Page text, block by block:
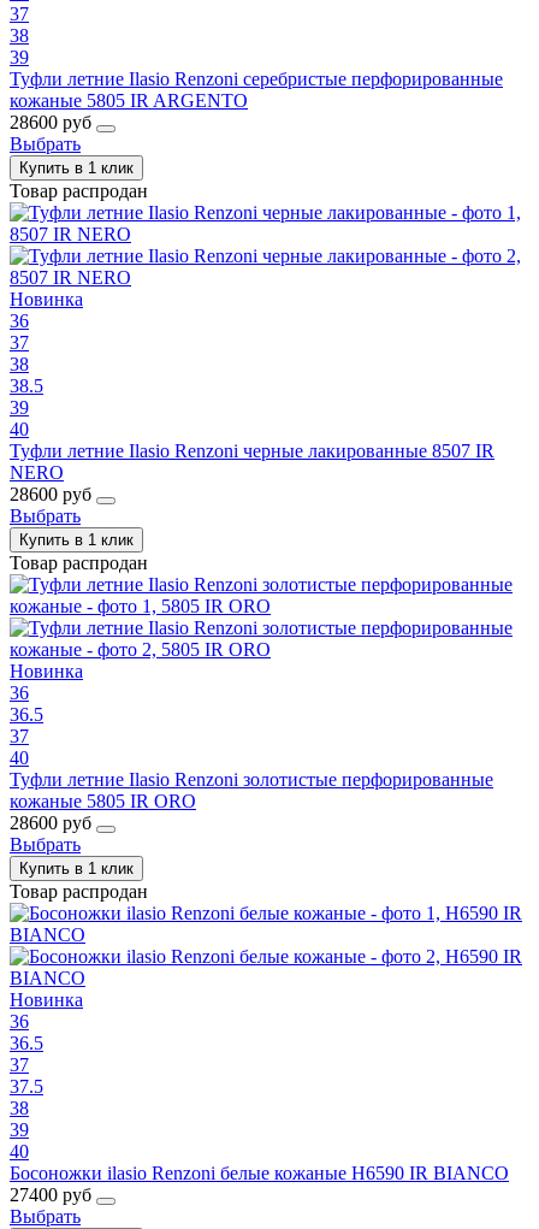
37
38
39
Туфли летние Ilasio Renzoni серебристые перфорированные
кожаные 5805 IR ARGENTO
28600 руб
Выбрать
Купить в 1 клик
Товар распродан
Новинка
36
37
38
38.5
39
40
Туфли летние Ilasio Renzoni черные лакированные 8507 IR
NERO
28600 руб
Выбрать
Купить в 1 клик
Товар распродан
Новинка
36
36.5
37
40
Туфли летние Ilasio Renzoni золотистые перфорированные
кожаные 5805 IR ORO
28600 руб
Выбрать
Купить в 1 клик
Товар распродан
Новинка
36
36.5
37
37.5
38
39
40
Босоножки ilasio Renzoni белые кожаные H6590 IR BIANCO
27400 руб
Выбрать